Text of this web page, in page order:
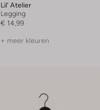
Lil' Atelier
Legging
€ 14,99
+ meer kleuren